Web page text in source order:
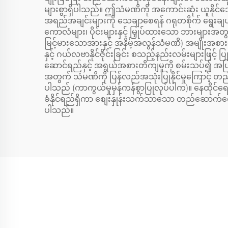
များစွာရှိပါသည်။ ဤသံမဏိကို အကောင်းဆုံး ယူနိုင်သေ
အရည်အချင်းများကို သေချာစေရန် ဂရုတစိုက် ရွေးခ
ကောလံများ၊ ပိုင်းများနှင့် မြှုပ်ထားသော ဘားများ
မြင့်မားသောအားနှင့် အနိမ့်အလွန်သံမဏိ) အမျိုးအစား
နှင့် ဂယ်လဗာနိုင်ဇိုင်းခြင်း စသည့်နည်းလမ်းများဖြ
ဆောင်ရည်နှင့် အရွယ်အစားတိကျမှုကို စမ်းသပ်၍ အပြ
အတွက် သံမဏိကို ပြန်လည်အသုံးပြုနိုင်မှုကြောင့် တည်ဆော
ပါသည် (ကာကွယ်မှုမှန်ကန်စွာပြုလုပ်ပါက)။ နေထိုင်
ခံနိုင်ရည်ရှိကာ စျေးနှုန်းသက်သာသော တည်ဆောက်
ပါသည်။